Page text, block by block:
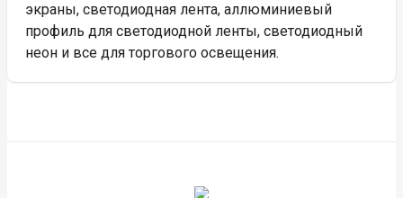
экраны, светодиодная лента, аллюминиевый
профиль для светодиодной ленты, светодиодный
неон и все для торгового освещения.